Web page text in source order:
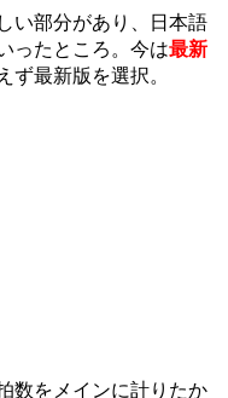
い部分があり、日本語
ったところ。 今は最新
ず最新版を選択。
数をメインに計りたか